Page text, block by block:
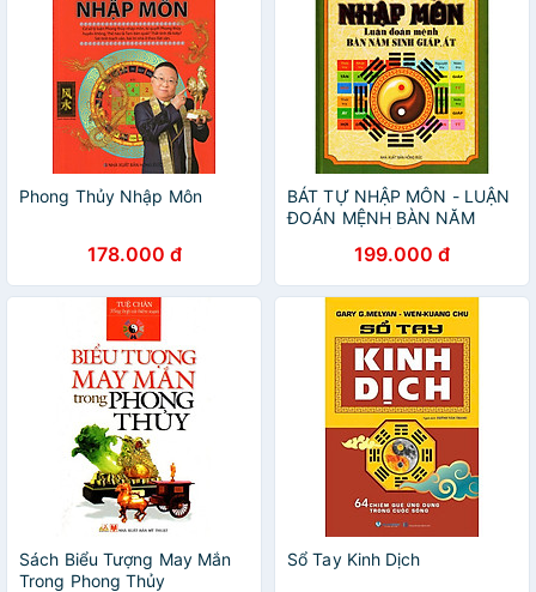
Phong Thủy Nhập Môn
178.000 đ
BÁT TỰ NHẬP MÔN - LUẬN
ĐOÁN MỆNH BÀN NĂM
199.000 đ
Sách Biểu Tượng May Mắn
Trong Phong Thủy
Sổ Tay Kinh Dịch